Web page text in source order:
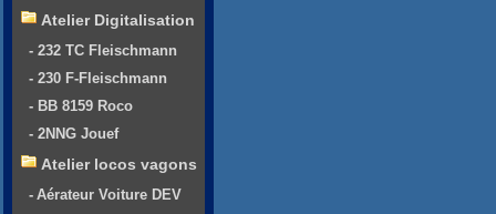
Atelier Digitalisation
- 232 TC Fleischmann
- 230 F-Fleischmann
- BB 8159 Roco
- 2NNG Jouef
Atelier locos vagons
- Aérateur Voiture DEV